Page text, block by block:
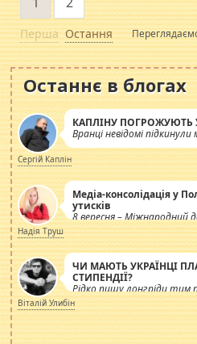
Перша Остання
Останнє в блогах
КАПЛІНУ ПОГРОЖУЮТЬ
Вранці невідомі
Сергій Каплін
Медіа-консолідація у
утисків
8 вересня – Міжнародний
журналістів.
Надія Труш
ЧИ МАЮТЬ УКРАЇНЦІ
СТИПЕНДІЇ?
Рідко пишу лонгріди тим
просто дістало! Обурюють
навколо
роздувається ще одна
Віталій Улибін